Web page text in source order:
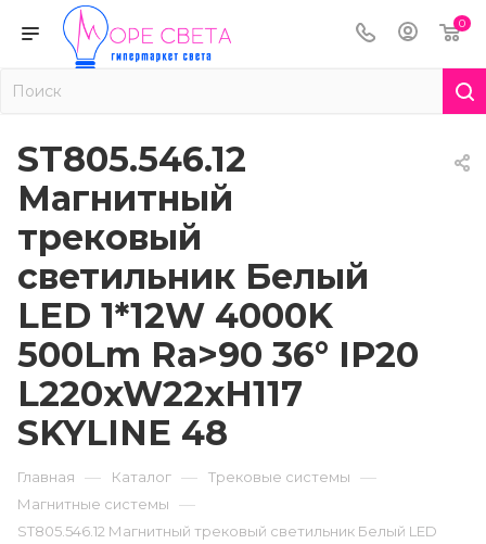
0
ST805.546.12
Магнитный
трековый
светильник Белый
LED 1*12W 4000K
500Lm Ra>90 36° IP20
L220xW22xH117
SKYLINE 48
Главная — Каталог — Трековые системы —
Магнитные системы —
ST805.546.12 Магнитный трековый светильник Белый LED